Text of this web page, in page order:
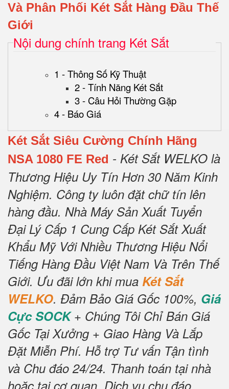
Và Phân Phối Két Sắt Hàng Đầu Thế
Giới
Nội dung chính trang Két Sắt
1 - Thông Số Kỹ Thuật
2 - Tính Năng Két Sắt
3 - Câu Hỏi Thường Gặp
4 - Báo Giá
Két Sắt Siêu Cường Chính Hãng
NSA 1080 FE Red - Két Sắt WELKO là
Thương Hiệu Uy Tín Hơn 30 Năm Kinh
Nghiệm. Công ty luôn đặt chữ tín lên
hàng đầu. Nhà Máy Sản Xuất Tuyển
Đại Lý Cấp 1 Cung Cấp Két Sắt Xuất
Khẩu Mỹ Với Nhiều Thương Hiệu Nổi
Tiếng Hàng Đầu Việt Nam Và Trên Thế
Giới. Ưu đãi lớn khi mua Két Sắt
WELKO. Đảm Bảo Giá Gốc 100%, Giá
Cực SOCK+ Chúng Tôi Chỉ Bán Giá
Gốc Tại Xưởng + Giao Hàng Và Lắp
Đặt Miễn Phí. Hỗ trợ Tư vấn Tận tình
và Chu đáo 24/24. Thanh toán tại nhà
hoặc tại cơ quan. Dịch vụ chu đáo